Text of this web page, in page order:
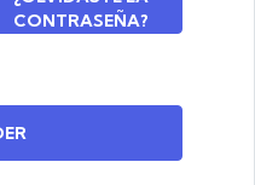
CONTRASEÑA?